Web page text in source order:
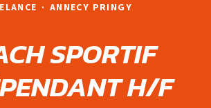
· ANNECY PRINGY
SPORTIF
H/F